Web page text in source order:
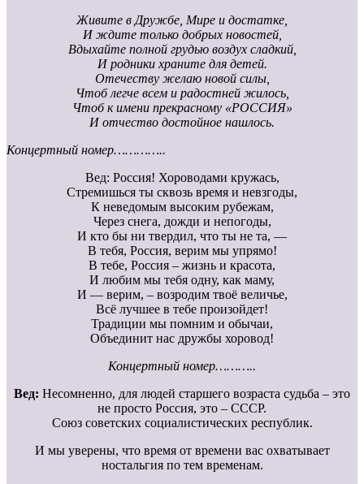
Живите в Дружбе, Мире и достатке,
И ждите только добрых новостей,
Вдыхайте полной грудью воздух сладкий,
И родники храните для детей.
Отечеству желаю новой силы,
Чтоб легче всем и радостней жилось,
Чтоб к имени прекрасному «РОССИЯ»
И отчество достойное нашлось.
Концертный номер…………..
Вед: Россия! Хороводами кружась,
Стремишься ты сквозь время и невзгоды,
К неведомым высоким рубежам,
Через снега, дожди и непогоды,
И кто бы ни твердил, что ты не та, —
В тебя, Россия, верим мы упрямо!
В тебе, Россия – жизнь и красота,
И любим мы тебя одну, как маму,
И — верим, – возродим твоё величье,
Всё лучшее в тебе произойдет!
Традиции мы помним и обычаи,
Объединит нас дружбы хоровод!
Концертный номер………..
Вед: Несомненно, для людей старшего возраста судьба – это
не просто Россия, это – СССР.
Союз советских социалистических республик.
И мы уверены, что время от времени вас охватывает
ностальгия по тем временам.